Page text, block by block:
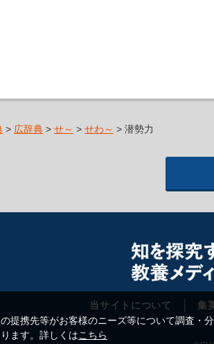
> 広辞典 > せ～ > せわ～ > 潜勢力
当サイトについて 集
提携先等がお客様のニーズ等について調査・
ます。詳しくはこちら